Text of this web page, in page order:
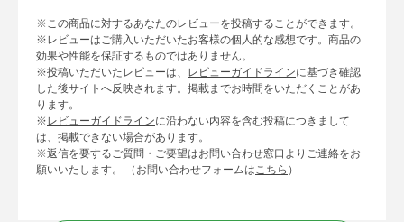
※この商品に対するあなたのレビューを投稿することができます。
※レビューはご購入いただいたお客様の個人的な感想です。商品の
効果や性能を保証するものではありません。
※投稿いただいたレビューは、 レビューガイドラインに基づき確認
した後サイトへ反映されます。掲載までお時間をいただくことがあ
ります。
※レビューガイドラインに沿わない内容を含む投稿につきまして
は、掲載できない場合があります。
※返信を要するご質問・ご要望はお問い合わせ窓口よりご連絡をお
願いいたします。 （お問い合わせフォームはこちら ）